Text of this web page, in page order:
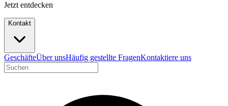
Jetzt entdecken
Kontakt
GeschäfteÜber unsHäufig gestellte FragenKontaktiere uns